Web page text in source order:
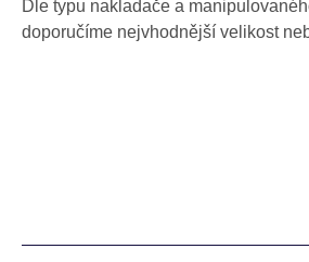
Dle typu nakladače a
doporučíme nejvhodnější velikost